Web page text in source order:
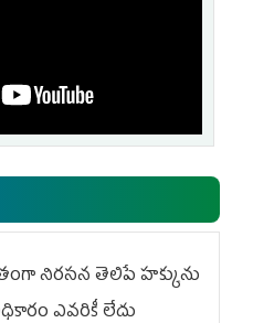
నిరసన తెలిపే హక్కును
ఎవరికీ లేదు